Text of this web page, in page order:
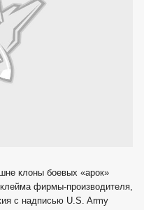
клоны боевых «арок»
фирмы-производителя,
с надписью U.S. Army